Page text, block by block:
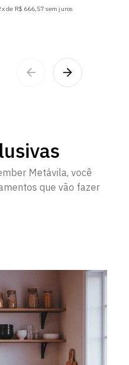
de R$ 666,57 sem juros
Metávila, você
que vão fazer